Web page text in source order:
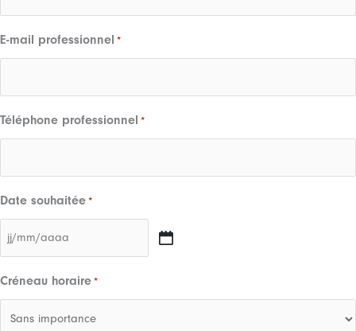
E-mail professionnel *
Téléphone professionnel *
Date souhaitée *
slash
Créneau horaire *